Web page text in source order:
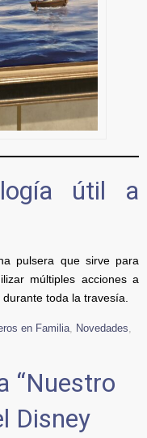
útil a
pulsera que sirve para
múltiples acciones a
toda la travesía.
en Familia, Novedades,
“Nuestro
Disney